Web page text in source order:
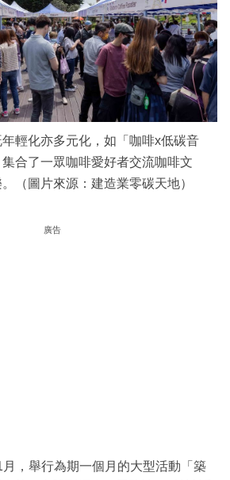
輕化亦多元化，如「咖啡x低碳音
合了一眾咖啡愛好者交流咖啡文
（圖片來源：建造業零碳天地）
廣告
，舉行為期一個月的大型活動「築